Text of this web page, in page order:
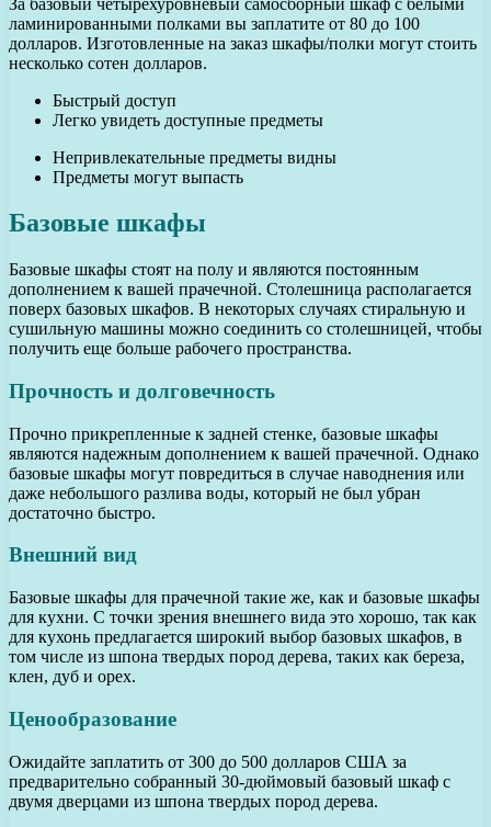
ламинированными полками вы заплатите от 80 до 100
долларов. Изготовленные на заказ шкафы/полки могут стоить
несколько сотен долларов.
Быстрый доступ
Легко увидеть доступные предметы
Непривлекательные предметы видны
Предметы могут выпасть
Базовые шкафы
Базовые шкафы стоят на полу и являются постоянным
дополнением к вашей прачечной. Столешница располагается
поверх базовых шкафов. В некоторых случаях стиральную и
сушильную машины можно соединить со столешницей, чтобы
получить еще больше рабочего пространства.
Прочность и долговечность
Прочно прикрепленные к задней стенке, базовые шкафы
являются надежным дополнением к вашей прачечной. Однако
базовые шкафы могут повредиться в случае наводнения или
даже небольшого разлива воды, который не был убран
достаточно быстро.
Внешний вид
Базовые шкафы для прачечной такие же, как и базовые шкафы
для кухни. С точки зрения внешнего вида это хорошо, так как
для кухонь предлагается широкий выбор базовых шкафов, в
том числе из шпона твердых пород дерева, таких как береза,
клен, дуб и орех.
Ценообразование
Ожидайте заплатить от 300 до 500 долларов США за
предварительно собранный 30-дюймовый базовый шкаф с
двумя дверцами из шпона твердых пород дерева.